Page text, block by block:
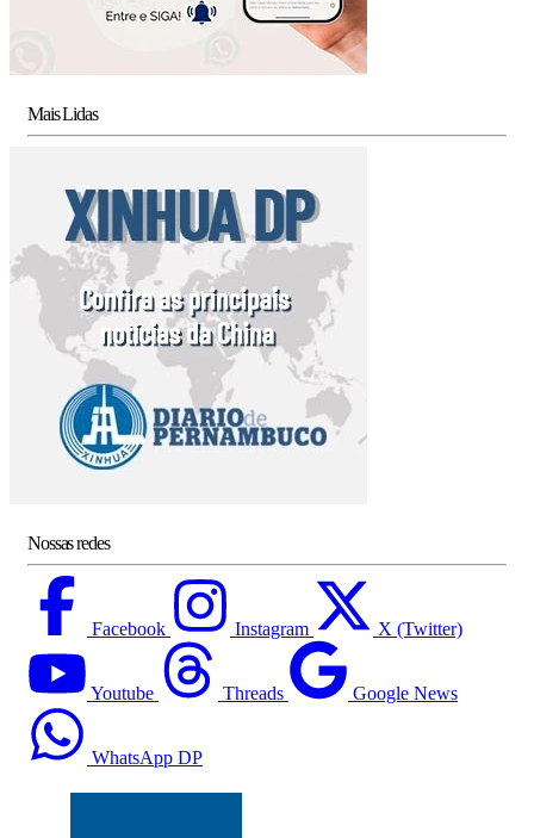
Mais Lidas
Nossas redes
Facebook Instagram X (Twitter)
Youtube Threads Google News
WhatsApp DP